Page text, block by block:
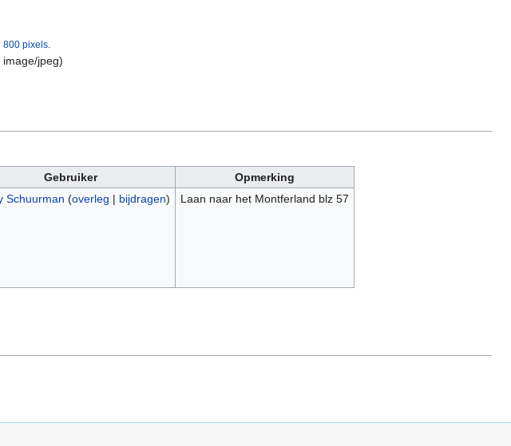
800 pixels
image/jpeg)
Gebruiker
Opmerking
Schuurman (overleg | bijdragen) Laan naar het Montferland blz 57